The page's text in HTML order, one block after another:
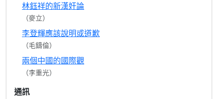
林鈺祥的新漢奸論
（麥立）
李登輝應該說明或道歉
（毛鑄倫）
兩個中國的國際觀
（李重光）
通訊